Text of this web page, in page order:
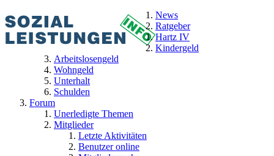
News
Ratgeber
Hartz IV
Kindergeld
Arbeitslosengeld
Wohngeld
Unterhalt
Schulden
Forum
Unerledigte Themen
Mitglieder
Letzte Aktivitäten
Benutzer online